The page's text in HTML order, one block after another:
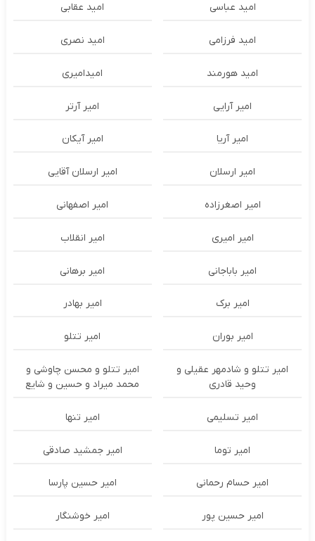
امید عباسی امید عقابی
امید فرزامی امید نصری
امید هورمند امیدامیری
امیر آرایی امیر آرتر
امیر آریا امیر آیکان
امیر ارسلان امیر ارسلان آقایی
امیر اصغرزاده امیر اصفهانی
امیر امیری امیر انقلاب
امیر باباجانی امیر برهانی
امیر برک امیر بهادر
امیر بوران امیر تتلو
امیر تتلو و شادمهر عقیلی و
وحید قادری
امیر تتلو و محسن چاوشی و
محمد میراد و حسین و شایع
امیر تسلیمی امیر تنها
امیر توما امیر جمشید صادقی
امیر حسام رحمانی امیر حسین پارسا
امیر حسین پور امیر خوشنگار